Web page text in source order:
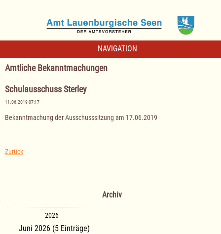
NAVIGATION
Amtliche Bekanntmachungen
Schulausschuss Sterley
11.06.2019 07:17
Bekanntmachung der Ausschusssitzung am 17.06.2019
Zurück
Archiv
2026
Juni 2026 (5 Einträge)